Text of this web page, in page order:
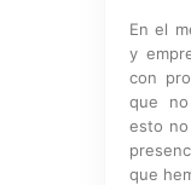
En el
y
con
que no
esto
que